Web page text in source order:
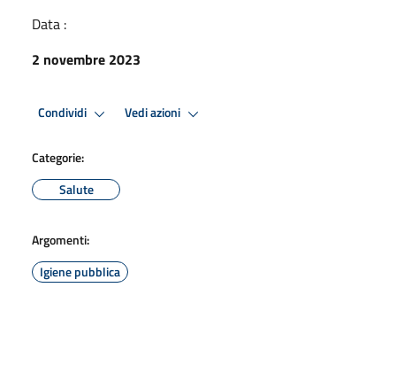
Data :
2 novembre 2023
Condividi Vedi azioni
Categorie:
Salute
Argomenti:
Igiene pubblica